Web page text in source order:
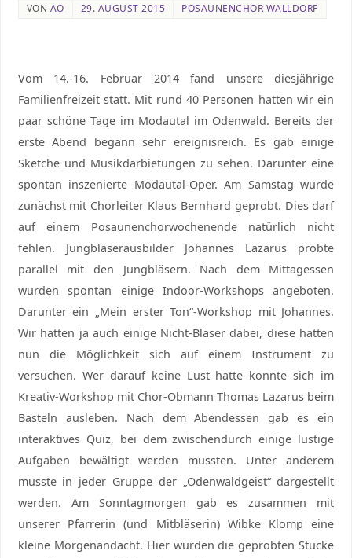
VON AO 29. AUGUST 2015 POSAUNENCHOR WALLDORF
Vom 14.-16. Februar 2014 fand unsere diesjährige
Familienfreizeit statt. Mit rund 40 Personen hatten wir ein
paar schöne Tage im Modautal im Odenwald. Bereits der
erste Abend begann sehr ereignisreich. Es gab einige
Sketche und Musikdarbietungen zu sehen. Darunter eine
spontan inszenierte Modautal-Oper. Am Samstag wurde
zunächst mit Chorleiter Klaus Bernhard geprobt. Dies darf
auf einem Posaunenchorwochenende natürlich nicht
fehlen. Jungbläserausbilder Johannes Lazarus probte
parallel mit den Jungbläsern. Nach dem Mittagessen
wurden spontan einige Indoor-Workshops angeboten.
Darunter ein „Mein erster Ton“-Workshop mit Johannes.
Wir hatten ja auch einige Nicht-Bläser dabei, diese hatten
nun die Möglichkeit sich auf einem Instrument zu
versuchen. Wer darauf keine Lust hatte konnte sich im
Kreativ-Workshop mit Chor-Obmann Thomas Lazarus beim
Basteln ausleben. Nach dem Abendessen gab es ein
interaktives Quiz, bei dem zwischendurch einige lustige
Aufgaben bewältigt werden mussten. Unter anderem
musste in jeder Gruppe der „Odenwaldgeist“ dargestellt
werden. Am Sonntagmorgen gab es zusammen mit
unserer Pfarrerin (und Mitbläserin) Wibke Klomp eine
kleine Morgenandacht. Hier wurden die geprobten Stücke